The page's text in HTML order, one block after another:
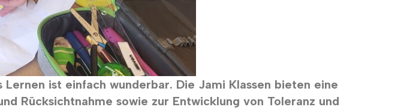
ist einfach wunderbar. Die Jami Klassen bieten eine
Rücksichtnahme sowie zur Entwicklung von Toleranz und